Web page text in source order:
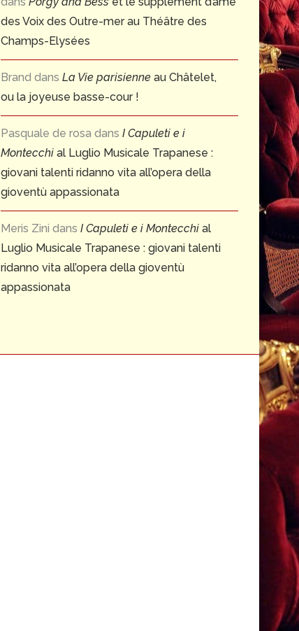
des Voix des Outre-mer au Théâtre des
Champs-Elysées
Brand dans La Vie parisienne au Châtelet,
ou la joyeuse basse-cour !
Pasquale de rosa dans I Capuleti e i
Montecchi al Luglio Musicale Trapanese :
giovani talenti ridanno vita all’opera della
gioventù appassionata
Meris Zini dans I Capuleti e i Montecchi al
Luglio Musicale Trapanese : giovani talenti
ridanno vita all’opera della gioventù
appassionata